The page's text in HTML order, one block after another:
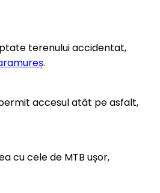
terenului accidentat,
.
accesul atât pe asfalt,
cu cele de MTB ușor,